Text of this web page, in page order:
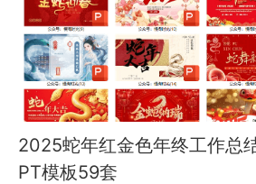
2025蛇年红金色年终工作总
PT模板59套